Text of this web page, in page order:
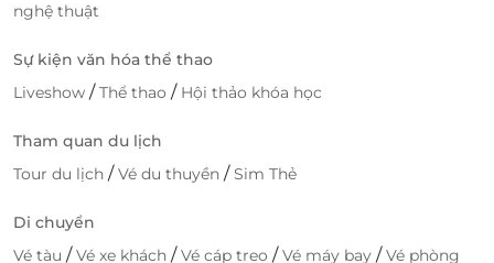
Hồ bơi rộng hơn 60 mét vuông, được thiết kế ngoài trời mang lại
cho du khách cảm giác thoáng đãng, thơ mộng
Nếu du khách là một người yêu thích các hoạt động
tập thể dục, thể thao thì tại tầng 17 của khách
nghệ thuật
Sự kiện văn hóa thể thao
Liveshow /Thể thao / Hội thảo khóa học
Tham quan du lịch
Tour du lịch /Vé du thuyền /Sim Thẻ
Di chuyển
Vé tàu /Vé xe khách /Vé cáp treo /Vé máy bay /Vé phòng